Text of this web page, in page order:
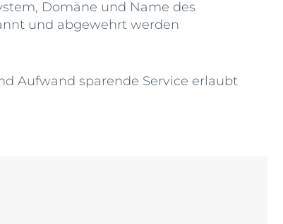
Domäne und Name des
und abgewehrt werden
Aufwand sparende Service erlaubt